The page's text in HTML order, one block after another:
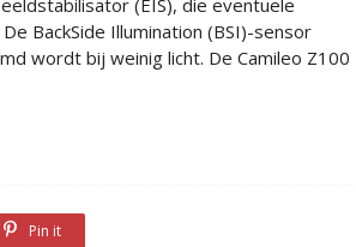
(EIS), die eventuele
BackSide Illumination (BSI)-sensor
wordt bij weinig licht. De Camileo Z100
Pin it